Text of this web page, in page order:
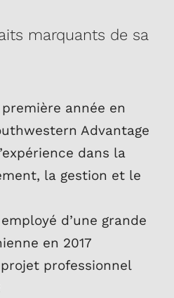
marquants de sa
année en
Advantage
dans la
la gestion et le
d’une grande
en 2017
professionnel